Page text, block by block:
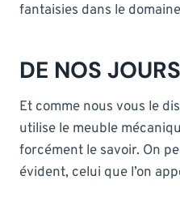
fantaisies dans le
DE NOS JOURS
Et comme nous vous le
utilise le meuble
forcément le savoir. On
évident, celui que l’on